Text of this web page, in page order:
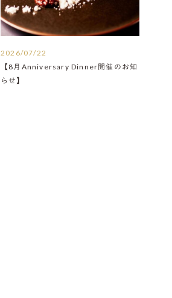
2026/07/22
【8月Anniversary Dinner開催のお知
らせ】